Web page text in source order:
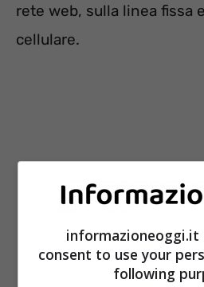
rete web, sulla linea fissa
cellulare.
informazioneoggi.it
consent to use your
following